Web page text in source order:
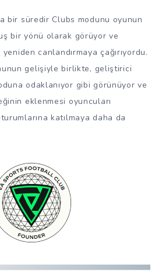
bir süredir Clubs modunu oyunun
bir yönü olarak görüyor ve
canlandırmaya çağırıyordu.
gelişiyle birlikte, geliştirici
odaklanıyor gibi görünüyor ve
eklenmesi oyuncuları
katılmaya daha da